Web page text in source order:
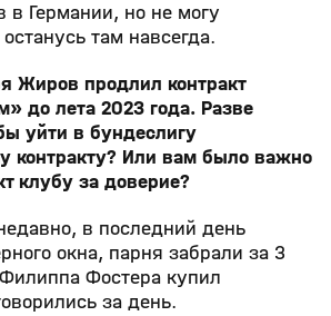
в Германии, но не могу
там навсегда.
Жиров продлил контракт
до лета 2023 года. Разве
уйти в бундеслигу
контракту? Или вам было важно
клубу за доверие?
в последний день
окна, парня забрали за 3
Фостера купил
за день.